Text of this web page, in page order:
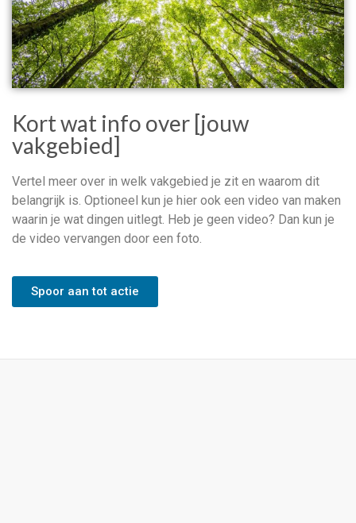
Kort wat info over [jouw
vakgebied]
Vertel meer over in welk vakgebied je zit en waarom dit
belangrijk is. Optioneel kun je hier ook een video van maken
waarin je wat dingen uitlegt. Heb je geen video? Dan kun je
de video vervangen door een foto.
Spoor aan tot actie